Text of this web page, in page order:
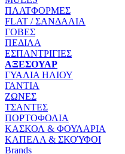
ΠΛΑΤΦΟΡΜΕΣ
FLAT / ΣΑΝΔΑΛΙΑ
ΓΟΒΕΣ
ΠΕΔΙΛΑ
ΕΣΠΑΝΤΡΙΓΙΕΣ
ΑΞΕΣΟΥΑΡ
ΓΥΑΛΙΑ ΗΛΙΟΥ
ΓΑΝΤΙΑ
ΖΩΝΕΣ
ΤΣΑΝΤΕΣ
ΠΟΡΤΟΦΟΛΙΑ
ΚΑΣΚΟΛ & ΦΟΥΛΑΡΙΑ
ΚΑΠΕΛΑ & ΣΚΟΎΦΟΙ
Brands